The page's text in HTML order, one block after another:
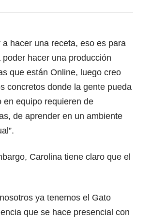
hacer una receta, eso es para
hacer una producción
que están Online, luego creo
concretos donde la gente pueda
en equipo requieren de
de aprender en un ambiente
Carolina tiene claro que el
ya tenemos el Gato
que se hace presencial con